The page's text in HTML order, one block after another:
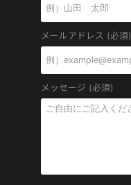
メールアドレス (必須)
メッセージ (必須)